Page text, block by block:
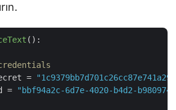
():
=
=
"bbf94a2c-6d7e-4020-b4d2-